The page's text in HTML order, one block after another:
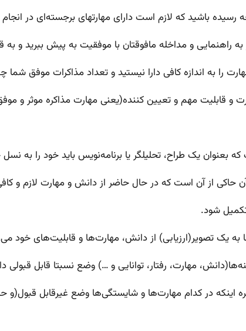
باشید که لازم است دارای مهارتهای برجسته‌ای در
راهنمایی و مداخله مافوقتان با موفقیت به پیش ببرید و به
را به اندازه کافی دارا نیستید و تعداد مذاکرات موفق
و قابلیت مهم و تعیین کننده(یعنی مهارت مذاکره موثر و
یک طراح، تحلیلگر یا برنامه‌نویس باید خود را به نسل
آن حاکی از آن است که در حال حاضر از دانش و مهارت لازم و
شود.
یک تصویر(ارزیابی) از دانش، مهارت‌ها و قابلیت‌های خود
مهارت، رفتار، توانایی و …) وضع نسبتا قابل قبولی
اینکه در کدام مهارت‌ها و شایستگی‌ها وضع غیرقابل قبول(و